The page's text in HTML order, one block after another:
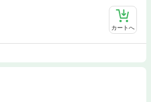
カートへ